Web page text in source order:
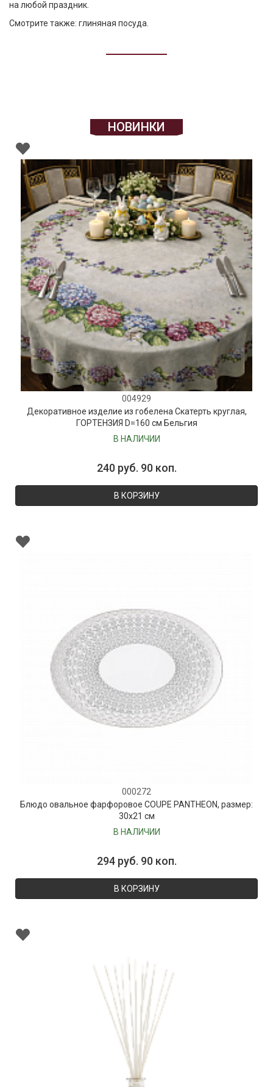
на любой праздник.
Смотрите также: глиняная посуда
НОВИНКИ
004929
Декоративное изделие из гобелена Скатерть круглая,
ГОРТЕНЗИЯ D=160 см Бельгия
В НАЛИЧИИ
240 руб. 90 коп.
В КОРЗИНУ
000272
Блюдо овальное фарфоровое COUPE PANTHEON, размер:
30х21 см
В НАЛИЧИИ
294 руб. 90 коп.
В КОРЗИНУ